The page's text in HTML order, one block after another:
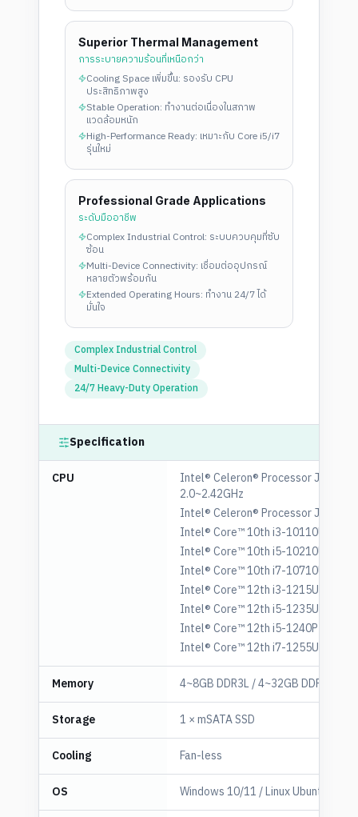
Superior Thermal Management
การระบายความร้อนที่เหนือกว่า
Cooling Space เพิ่มขึ้น: รองรับ CPU
ประสิทธิภาพสูง
Stable Operation: ทำงานต่อเนื่องในสภาพ
แวดล้อมหนัก
High-Performance Ready: เหมาะกับ Core i5/i7
รุ่นใหม่
Professional Grade Applications
ระดับมืออาชีพ
Complex Industrial Control: ระบบควบคุมที่ซับ
ซ้อน
Multi-Device Connectivity: เชื่อมต่ออุปกรณ์
หลายตัวพร้อมกัน
Extended Operating Hours: ทำงาน 24/7 ได้
มั่นใจ
Complex Industrial Control
Multi-Device Connectivity
24/7 Heavy-Duty Operation
Specification
CPU
Intel® Celeron® Processor J1900
2.0~2.42GHz
Intel® Celeron® Processor J6412
Intel® Core™ 10th i3-10110U
Intel® Core™ 10th i5-10210U
Intel® Core™ 10th i7-10710U
Intel® Core™ 12th i3-1215U
Intel® Core™ 12th i5-1235U
Intel® Core™ 12th i5-1240P
Intel® Core™ 12th i7-1255U
Memory
4~8GB DDR3L / 4~32GB DDR4 /
Storage
1 × mSATA SSD
Cooling
Fan-less
OS
Windows 10/11 / Linux Ubuntu